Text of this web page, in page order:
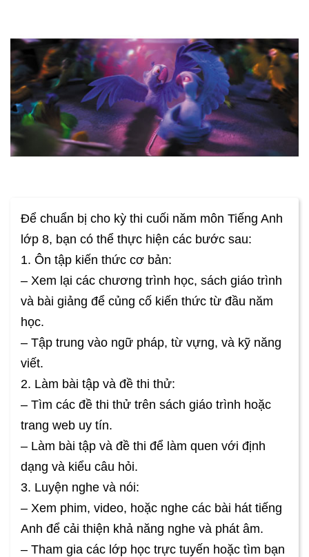
Để chuẩn bị cho kỳ thi cuối năm môn Tiếng Anh
lớp 8, bạn có thể thực hiện các bước sau:
1. Ôn tập kiến thức cơ bản:
– Xem lại các chương trình học, sách giáo trình
và bài giảng để củng cố kiến thức từ đầu năm
học.
– Tập trung vào ngữ pháp, từ vựng, và kỹ năng
viết.
2. Làm bài tập và đề thi thử:
– Tìm các đề thi thử trên sách giáo trình hoặc
trang web uy tín.
– Làm bài tập và đề thi để làm quen với định
dạng và kiểu câu hỏi.
3. Luyện nghe và nói:
– Xem phim, video, hoặc nghe các bài hát tiếng
Anh để cải thiện khả năng nghe và phát âm.
– Tham gia các lớp học trực tuyến hoặc tìm bạn